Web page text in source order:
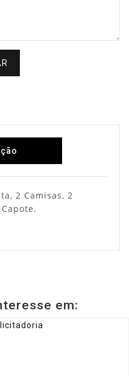
2 Camisas, 2
em: